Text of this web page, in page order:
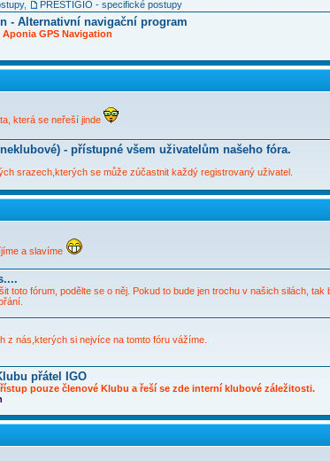
, PRESTIGIO - specifické postupy
- Alternativní navigační program
GPS Navigation
která se neřeší jinde
- přístupné všem uživatelům našeho fóra.
srazech,kterých se může zúčastnit každý registrovaný uživatel.
a slavíme
toto fórum, podělte se o něj. Pokud to bude jen trochu v našich silách, tak
z nás,kterých si nejvíce na tomto fóru vážíme.
přátel IGO
pouze členové Klubu a řeší se zde interní klubové záležitosti.